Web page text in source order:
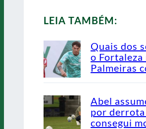
LEIA TAMBÉM:
Quais dos
o
Palmeiras
Abel
por derrota
consegui